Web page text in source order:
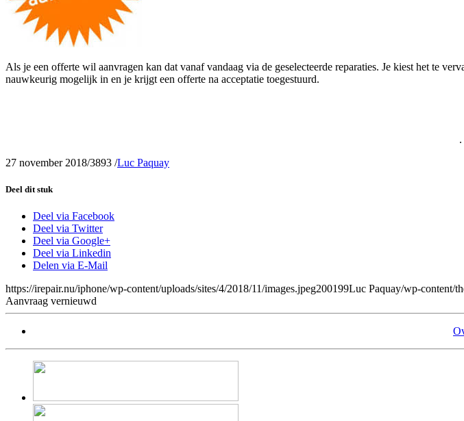
Als je een offerte wil aanvragen kan dat vanaf vandaag via de geselecteerde reparaties. Je kiest het te
nauwkeurig mogelijk in en je krijgt een offerte na acceptatie toegestuurd.
.
27 november 2018/3893 /Luc Paquay
Deel dit stuk
Deel via Facebook
Deel via Twitter
Deel via Google+
Deel via Linkedin
Delen via E-Mail
https://irepair.nu/iphone/wp-content/uploads/sites/4/2018/11/images.jpeg200199Luc Paquay/wp-content/
Aanvraag vernieuwd